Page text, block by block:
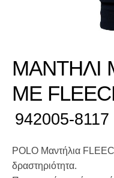
ΜΑΝΤΗΛΙ
ΜΕ
942005-8117
POLO Μαντήλια
δραστηριότητα.